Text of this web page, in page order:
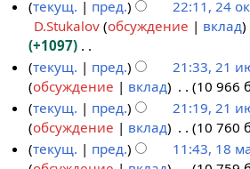
я
2
а
н
и
я
п
р
а
в
п
и
с
а
н
и
я
п
е
т
о
п
и
с
а
н
текущ. пред.
22:11, 24
D.Stukalov обсуждение вклад
+1097
Н
е
т
о
п
и
1
ю
текущ. пред. 21:33, 21
обсуждение
вклад 10 966
Н
е
т
о
текущ. пред. 21:19, 21
обсуждение
вклад 10 760
Н
е
текущ. пред. 11:43, 18